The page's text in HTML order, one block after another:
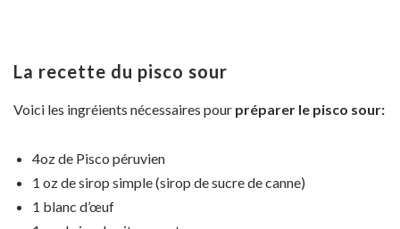
La recette du pisco sour
Voici les ingréients nécessaires pour préparer le pisco sour:
4oz de Pisco péruvien
1 oz de sirop simple (sirop de sucre de canne)
1 blanc d’œuf